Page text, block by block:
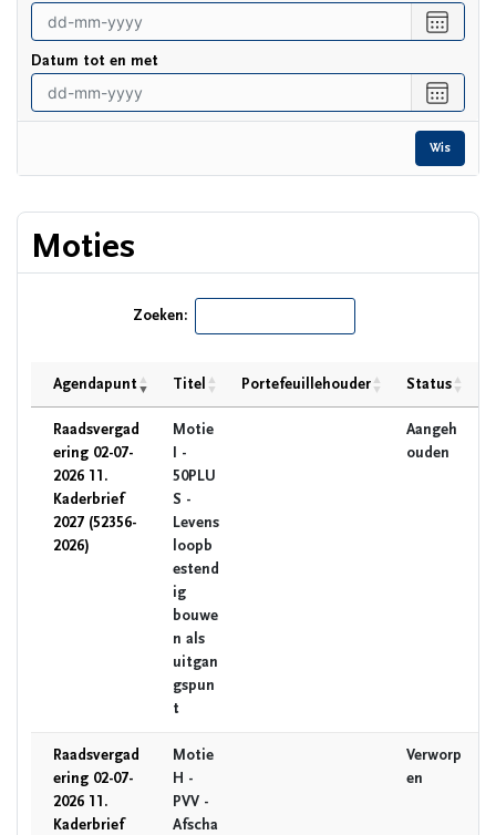
een
vanaf
Datum tot en met
een
datum
tot
en
Wis
Moties
Zoeken:
Agendapunt Titel Portefeuillehouder Status
Raadsvergad
ering 02-07-
2026 11.
Kaderbrief
2027 (52356-
2026)
Motie
I -
50PLU
S -
Levens
loopb
estend
ig
bouwe
n als
uitgan
gspun
t
Aangeh
ouden
Raadsvergad
ering 02-07-
2026 11.
Kaderbrief
Motie
H -
PVV -
Afscha
Verworp
en